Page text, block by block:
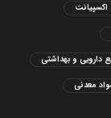
اکسپیانت
دارویی و بهداشتی
معدنی